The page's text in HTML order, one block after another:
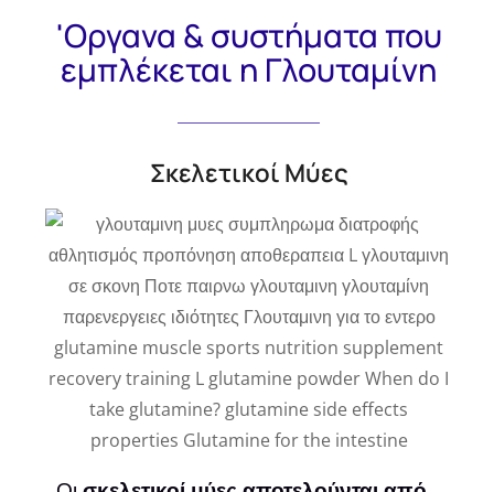
'Οργανα & συστήματα που
εμπλέκεται η Γλουταμίνη
Σκελετικοί Μύες